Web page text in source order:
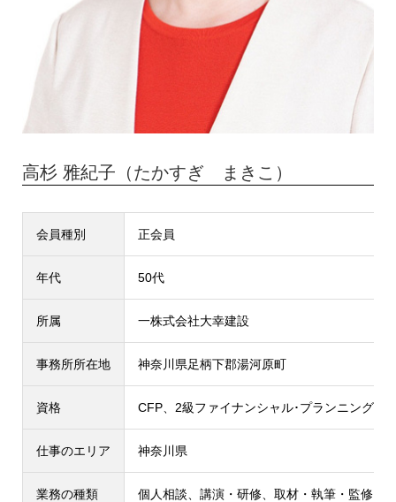
高杉 雅紀子（たかすぎ まきこ）
会員種別 正会員
年代 50代
所属 一株式会社大幸建設
事務所所在地 神奈川県足柄下郡湯河原町
資格 CFP、2級ファイナンシャル･プランニング技
仕事のエリア 神奈川県
業務の種類 個人相談、講演・研修、取材・執筆・監修